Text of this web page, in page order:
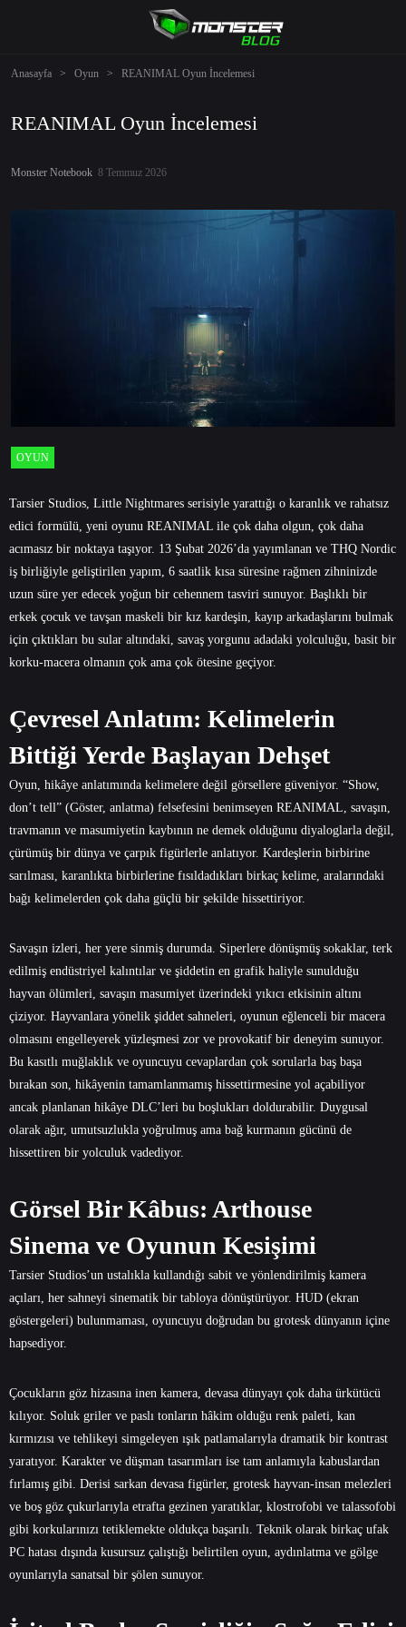
Anasayfa > Oyun > REANIMAL Oyun İncelemesi
REANIMAL Oyun İncelemesi
Monster Notebook 8 Temmuz 2026
OYUN
Tarsier Studios, Little Nightmares serisiyle yarattığı o karanlık ve rahatsız
edici formülü, yeni oyunu REANIMAL ile çok daha olgun, çok daha
acımasız bir noktaya taşıyor. 13 Şubat 2026’da yayımlanan ve THQ Nordic
iş birliğiyle geliştirilen yapım, 6 saatlik kısa süresine rağmen zihninizde
uzun süre yer edecek yoğun bir cehennem tasviri sunuyor. Başlıklı bir
erkek çocuk ve tavşan maskeli bir kız kardeşin, kayıp arkadaşlarını bulmak
için çıktıkları bu sular altındaki, savaş yorgunu adadaki yolculuğu, basit bir
korku-macera olmanın çok ama çok ötesine geçiyor.
Çevresel Anlatım: Kelimelerin
Bittiği Yerde Başlayan Dehşet
Oyun, hikâye anlatımında kelimelere değil görsellere güveniyor. “Show,
don’t tell” (Göster, anlatma) felsefesini benimseyen REANIMAL, savaşın,
travmanın ve masumiyetin kaybının ne demek olduğunu diyaloglarla değil,
çürümüş bir dünya ve çarpık figürlerle anlatıyor. Kardeşlerin birbirine
sarılması, karanlıkta birbirlerine fısıldadıkları birkaç kelime, aralarındaki
bağı kelimelerden çok daha güçlü bir şekilde hissettiriyor.
Savaşın izleri, her yere sinmiş durumda. Siperlere dönüşmüş sokaklar, terk
edilmiş endüstriyel kalıntılar ve şiddetin en grafik haliyle sunulduğu
hayvan ölümleri, savaşın masumiyet üzerindeki yıkıcı etkisinin altını
çiziyor. Hayvanlara yönelik şiddet sahneleri, oyunun eğlenceli bir macera
olmasını engelleyerek yüzleşmesi zor ve provokatif bir deneyim sunuyor.
Bu kasıtlı muğlaklık ve oyuncuyu cevaplardan çok sorularla baş başa
bırakan son, hikâyenin tamamlanmamış hissettirmesine yol açabiliyor
ancak planlanan hikâye DLC’leri bu boşlukları doldurabilir. Duygusal
olarak ağır, umutsuzlukla yoğrulmuş ama bağ kurmanın gücünü de
hissettiren bir yolculuk vadediyor.
Görsel Bir Kâbus: Arthouse
Sinema ve Oyunun Kesişimi
Tarsier Studios’un ustalıkla kullandığı sabit ve yönlendirilmiş kamera
açıları, her sahneyi sinematik bir tabloya dönüştürüyor. HUD (ekran
göstergeleri) bulunmaması, oyuncuyu doğrudan bu grotesk dünyanın içine
hapsediyor.
Çocukların göz hizasına inen kamera, devasa dünyayı çok daha ürkütücü
kılıyor. Soluk griler ve paslı tonların hâkim olduğu renk paleti, kan
kırmızısı ve tehlikeyi simgeleyen ışık patlamalarıyla dramatik bir kontrast
yaratıyor. Karakter ve düşman tasarımları ise tam anlamıyla kabuslardan
fırlamış gibi. Derisi sarkan devasa figürler, grotesk hayvan-insan melezleri
ve boş göz çukurlarıyla etrafta gezinen yaratıklar, klostrofobi ve talassofobi
gibi korkularınızı tetiklemekte oldukça başarılı. Teknik olarak birkaç ufak
PC hatası dışında kusursuz çalıştığı belirtilen oyun, aydınlatma ve gölge
oyunlarıyla sanatsal bir şölen sunuyor.